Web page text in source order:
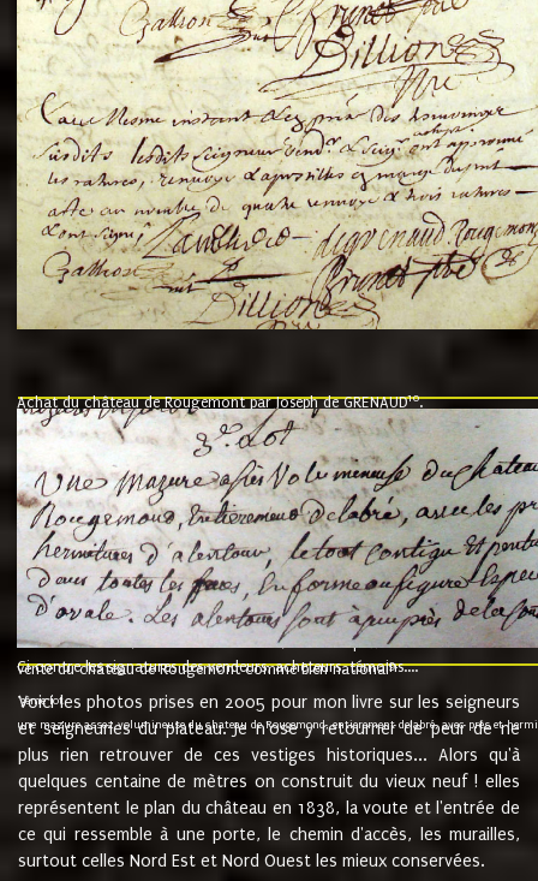
Achat du château de Rougemont par Joseph de GRENAUD10.
"l'an mil six cent soixante treze le ving neuvième jour du mois de
nommé fut présent Messire Claude Guillaume de Moyriat chevalier baron
vend, purement simplement et irrevocablement a monseigneur monsieur
et chavannes conseiller du roy au parlement de Bourgogne, present et
que le dit seigneur Baron de la Vellière a sur ses hommes, indivisables et
de la Velliere tout ainsi et comme le dit seigneur Baron et ses
présent......"
suivent les rentes, donation des terriers, etc... au prix de 880 livre louis
Ci contre les signatures des vendeurs, acheteurs, témoins....
vente du château de Rougemont comme bien national9.
"3ème lot
une mazure assez volumineuse du chateau de Rougemond, entierement delabré, avec près et
Voici les photos prises en 2005 pour mon livre sur les seigneurs
et seigneuries du plateau. Je n'ose y retourner de peur de ne
plus rien retrouver de ces vestiges historiques... Alors qu'à
quelques centaine de mètres on construit du vieux neuf ! elles
représentent le plan du château en 1838, la voute et l'entrée de
ce qui ressemble à une porte, le chemin d'accès, les murailles,
surtout celles Nord Est et Nord Ouest les mieux conservées.